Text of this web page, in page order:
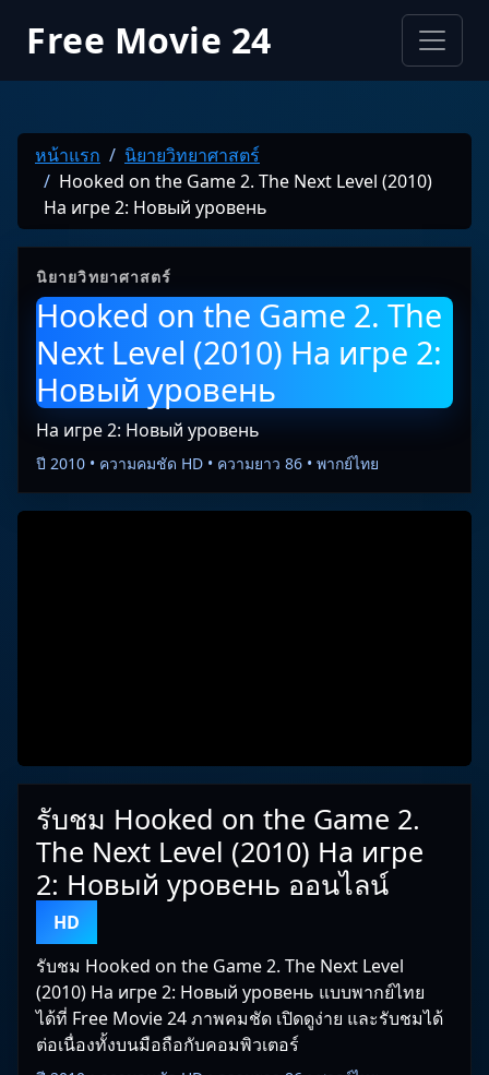
Free Movie 24
หน้าแรก
นิยายวิทยาศาสตร์
Hooked on the Game 2. The Next Level (2010)
На игре 2: Новый уровень
นิยายวิทยาศาสตร์
Hooked on the Game 2. The
Next Level (2010) На игре 2:
Новый уровень
На игре 2: Новый уровень
ปี 2010 • ความคมชัด HD • ความยาว 86 • พากย์ไทย
รับชม Hooked on the Game 2.
The Next Level (2010) На игре
2: Новый уровень ออนไลน์
HD
รับชม Hooked on the Game 2. The Next Level
(2010) На игре 2: Новый уровень แบบพากย์ไทย
ได้ที่ Free Movie 24 ภาพคมชัด เปิดดูง่าย และรับชมได้
ต่อเนื่องทั้งบนมือถือกับคอมพิวเตอร์